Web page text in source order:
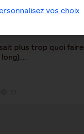
Mapi90
plus trop quoi faire
vos choix